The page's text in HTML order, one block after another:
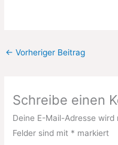
← Vorheriger Beitrag
Schreibe einen
Deine E-Mail-Adresse
Felder sind mit * markiert